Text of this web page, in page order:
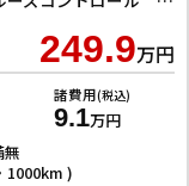
249.9万円
諸費用(税込)
9.1万円
無
1000km )